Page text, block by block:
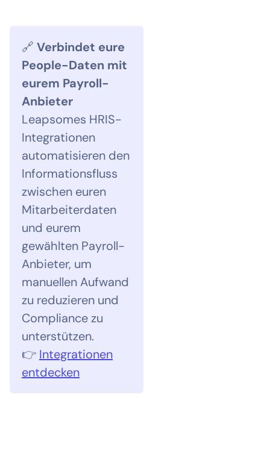
🔗 Verbindet eure
People-Daten mit
eurem Payroll-
Anbieter
Leapsomes HRIS-
Integrationen
automatisieren den
Informationsfluss
zwischen euren
Mitarbeiterdaten
und eurem
gewählten Payroll-
Anbieter, um
manuellen Aufwand
zu reduzieren und
Compliance zu
unterstützen.
👉 Integrationen
entdecken